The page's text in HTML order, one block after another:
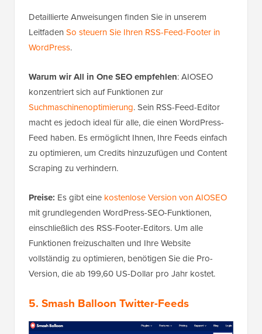
Detaillierte Anweisungen finden Sie in unserem
Leitfaden So steuern Sie Ihren RSS-Feed-Footer in
WordPress.
Warum wir All in One SEO empfehlen: AIOSEO
konzentriert sich auf Funktionen zur
Suchmaschinenoptimierung. Sein RSS-Feed-Editor
macht es jedoch ideal für alle, die einen WordPress-
Feed haben. Es ermöglicht Ihnen, Ihre Feeds einfach
zu optimieren, um Credits hinzuzufügen und Content
Scraping zu verhindern.
Preise: Es gibt eine kostenlose Version von AIOSEO
mit grundlegenden WordPress-SEO-Funktionen,
einschließlich des RSS-Footer-Editors. Um alle
Funktionen freizuschalten und Ihre Website
vollständig zu optimieren, benötigen Sie die Pro-
Version, die ab 199,60 US-Dollar pro Jahr kostet.
5. Smash Balloon Twitter-Feeds